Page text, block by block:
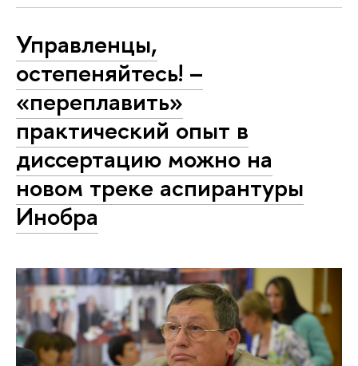
Управленцы,
остепеняйтесь! –
«переплавить»
практический опыт в
диссертацию можно на
новом треке аспирантуры
Инобра